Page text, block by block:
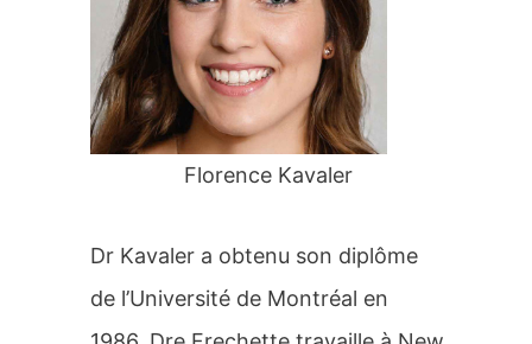
:
Florence Kavaler
Dr Kavaler a obtenu son diplôme
de l’Université de Montréal en